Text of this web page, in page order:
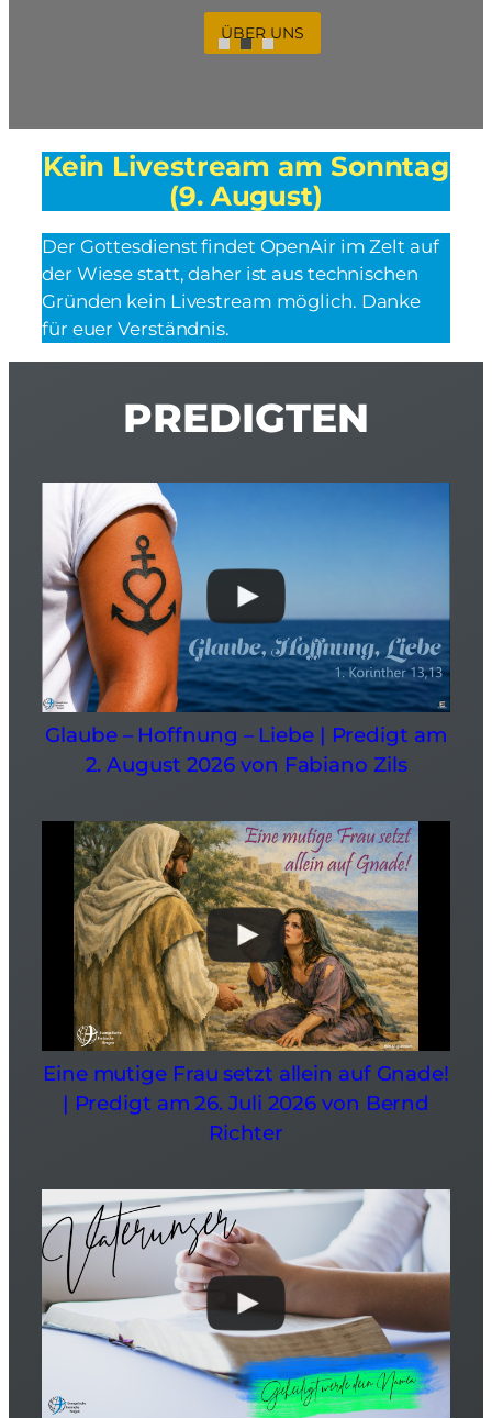
ÜBER UNS
ÜBER UNS
ÜBER UNS
Kein Livestream am Sonntag
(9. August)
Der Gottesdienst findet OpenAir im Zelt auf
der Wiese statt, daher ist aus technischen
Gründen kein Livestream möglich. Danke
für euer Verständnis.
PREDIGTEN
Glaube – Hoffnung – Liebe | Predigt am
2. August 2026 von Fabiano Zils
Eine mutige Frau setzt allein auf Gnade!
| Predigt am 26. Juli 2026 von Bernd
Richter